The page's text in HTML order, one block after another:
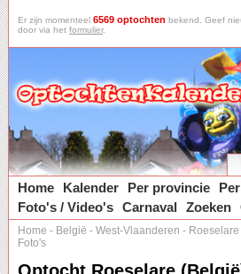
Er zijn momenteel 6569 optochten bekend. Geef
door via het formulier.
Home
Kalender Per provincie
Foto's / Video's Carnaval Zoeken
Home - België - West-Vlaanderen - Roeselare
Foto's